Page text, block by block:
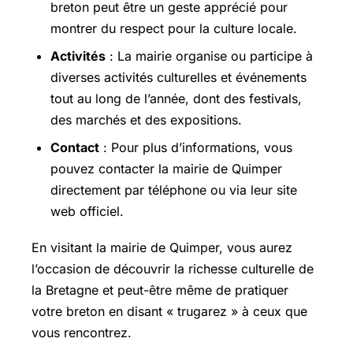
breton peut être un geste apprécié pour
montrer du respect pour la culture locale.
Activités : La mairie organise ou participe à
diverses activités culturelles et événements
tout au long de l’année, dont des festivals,
des marchés et des expositions.
Contact : Pour plus d’informations, vous
pouvez contacter la mairie de Quimper
directement par téléphone ou via leur site
web officiel.
En visitant la mairie de Quimper, vous aurez
l’occasion de découvrir la richesse culturelle de
la Bretagne et peut-être même de pratiquer
votre breton en disant « trugarez » à ceux que
vous rencontrez.